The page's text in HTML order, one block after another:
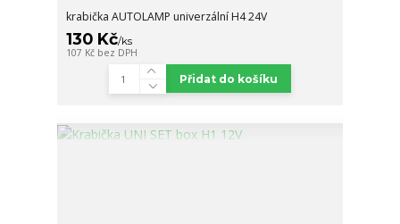
krabička AUTOLAMP univerzální H4 24V
130 Kč/ks
107 Kč bez DPH
Přidat do košíku